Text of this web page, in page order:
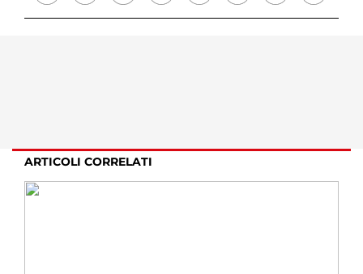
ARTICOLI CORRELATI